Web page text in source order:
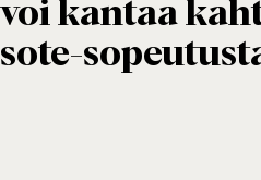
voi kantaa
sote-